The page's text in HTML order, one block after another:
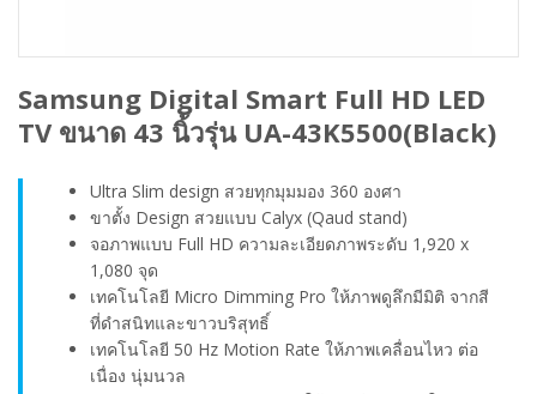
Samsung Digital Smart Full HD LED
TV ขนาด 43 นิ้วรุ่น UA-43K5500(Black)
Ultra Slim design สวยทุกมุมมอง 360 องศา
ขาตั้ง Design สวยแบบ Calyx (Qaud stand)
จอภาพแบบ Full HD ความละเอียดภาพระดับ 1,920 x
1,080 จุด
เทคโนโลยี Micro Dimming Pro ให้ภาพดูลึกมีมิติ จากสี
ที่ดำสนิทและขาวบริสุทธิ์
เทคโนโลยี 50 Hz Motion Rate ให้ภาพเคลื่อนไหว ต่อ
เนื่อง นุ่มนวล